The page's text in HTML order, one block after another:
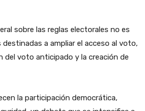
sobre las reglas electorales no es
a ampliar el acceso al voto,
voto anticipado y la creación de
la participación democrática,